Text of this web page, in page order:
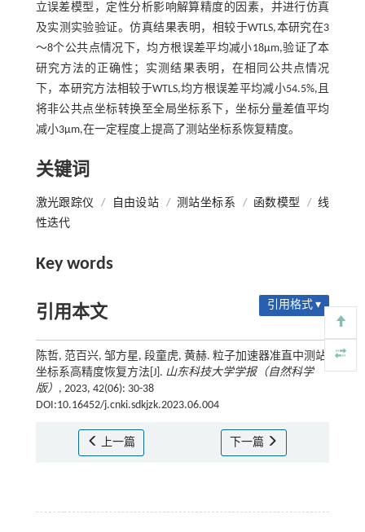
立误差模型，定性分析影响解算精度的因素，并进行仿真
及实测实验验证。仿真结果表明，相较于WTLS,本研究在3
～8个公共点情况下，均方根误差平均减小18μm,验证了本
研究方法的正确性；实测结果表明，在相同公共点情况
下，本研究方法相较于WTLS,均方根误差平均减小54.5%,且
将非公共点坐标转换至全局坐标系下，坐标分量差值平均
减小3μm,在一定程度上提高了测站坐标系恢复精度。
关键词
激光跟踪仪 / 自由设站 / 测站坐标系 / 函数模型 / 线
性迭代
Key words
引用本文 引用格式 ▾
陈哲, 范百兴, 邹方星, 段童虎, 黄赫. 粒子加速器准直中测站
坐标系高精度恢复方法[J]. 山东科技大学学报（自然科学
版） , 2023, 42(06): 30-38
DOI:10.16452/j.cnki.sdkjzk.2023.06.004
上一篇 下一篇